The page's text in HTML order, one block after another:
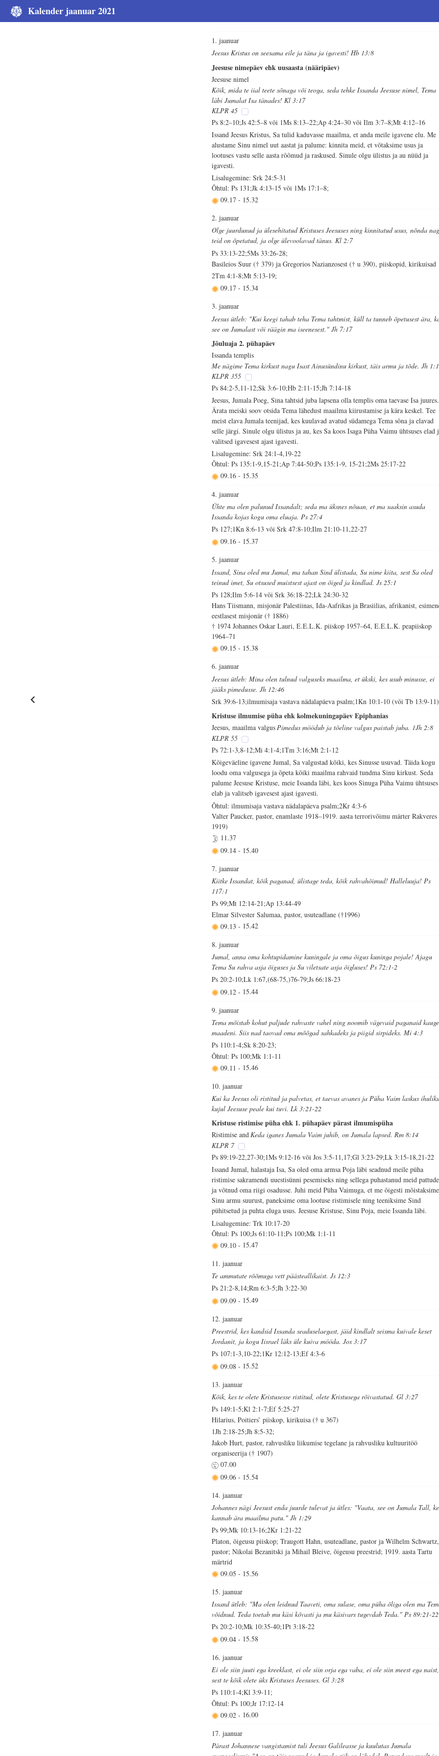
Kalender jaanuar 2021
1. jaanuar
Jeesus Kristus on seesama eile ja täna ja igavesti! Hb 13:8
Jeesuse nimepäev ehk uusaasta (nääripäev)
Jeesuse nimel
Kõik, mida te iial teete sõnaga või teoga, seda tehke Issanda Jeesuse nimel, Tema
läbi Jumalat Isa tänades! Kl 3:17
KLPR 45
Ps 8:2–10;Js 42:5–8 või 1Ms 8:13–22;Ap 4:24–30 või Ilm 3:7–8;Mt 4:12–16
Issand Jeesus Kristus, Sa tulid kaduvasse maailma, et anda meile igavene elu. Me
alustame Sinu nimel uut aastat ja palume: kinnita meid, et võtaksime usus ja
lootuses vastu selle aasta rõõmud ja raskused. Sinule olgu ülistus ja au nüüd ja
igavesti.
Lisalugemine: Srk 24:5-31
Õhtul: Ps 131;Jk 4:13-15 või 1Ms 17:1–8;
09.17- 15.32
2. jaanuar
Olge juurdunud ja ülesehitatud Kristuses Jeesuses ning kinnitatud usus, nõnda
teid on õpetatud, ja olge ülevoolavad tänus. Kl 2:7
Ps 33:13-22;5Ms 33:26-28;
Basileios Suur († 379) ja Gregorios Nazianzosest († u 390), piiskopid, kirikuisad
2Tm 4:1-8;Mt 5:13-19;
09.17- 15.34
3. jaanuar
Jeesus ütleb: "Kui keegi tahab teha Tema tahtmist, küll ta tunneb õpetusest ära,
see on Jumalast või räägin ma iseenesest." Jh 7:17
Jõuluaja 2. pühapäev
Issanda templis
Me nägime Tema kirkust nagu Isast Ainusündinu kirkust, täis armu ja tõde. Jh
KLPR 355
Ps 84:2-5,11-12;Sk 3:6-10;Hb 2:11-15;Jh 7:14-18
Jeesus, Jumala Poeg, Sina tahtsid juba lapsena olla templis oma taevase Isa juures.
Ärata meiski soov otsida Tema lähedust maailma kiirustamise ja kära keskel. Tee
meist elava Jumala teenijad, kes kuulavad avatud südamega Tema sõna ja elavad
selle järgi. Sinule olgu ülistus ja au, kes Sa koos Isaga Püha Vaimu ühtsuses elad
valitsed igavesest ajast igavesti.
Lisalugemine: Srk 24:1-4,19-22
Õhtul: Ps 135:1-9,15-21;Ap 7:44-50;Ps 135:1-9, 15-21;2Ms 25:17-22
09.16- 15.35
4. jaanuar
Ühte ma olen palunud Issandalt; seda ma üksnes nõuan, et ma saaksin asuda
Issanda kojas kogu oma eluaja. Ps 27:4
Ps 127;1Kn 8:6-13 või Srk 47:8-10;Ilm 21:10-11,22-27
09.16- 15.37
5. jaanuar
Issand, Sina oled mu Jumal, ma tahan Sind ülistada, Su nime kiita, sest Sa oled
teinud imet, Su otsused muistsest ajast on õiged ja kindlad. Js 25:1
Ps 128;Ilm 5:6-14 või Srk 36:18-22;Lk 24:30-32
Hans Tiismann, misjonär Palestiinas, Ida-Aafrikas ja Brasiilias, afrikanist,
eestlasest misjonär († 1886)
† 1974 Johannes Oskar Lauri, E.E.L.K. piiskop 1957–64, E.E.L.K. peapiiskop
1964–71
09.15- 15.38
6. jaanuar
Jeesus ütleb: Mina olen tulnud valguseks maailma, et ükski, kes usub minusse, ei
jääks pimedusse. Jh 12:46
Srk 39:6-13;ilmumisaja vastava nädalapäeva psalm;1Kn 10:1-10 (või Tb 13:9-11)
Kristuse ilmumise püha ehk kolmekuningapäev Epiphanias
Jeesus, maailma valgusPimedus möödub ja tõeline valgus paistab juba. 1Jh 2:8
KLPR 55
Ps 72:1-3,8-12;Mi 4:1-4;1Tm 3:16;Mt 2:1-12
Kõigeväeline igavene Jumal, Sa valgustad kõiki, kes Sinusse usuvad. Täida kogu
loodu oma valgusega ja õpeta kõiki maailma rahvaid tundma Sinu kirkust. Seda
palume Jeesuse Kristuse, meie Issanda läbi, kes koos Sinuga Püha Vaimu ühtsuses
elab ja valitseb igavesest ajast igavesti.
Õhtul: ilmumisaja vastava nädalapäeva psalm;2Kr 4:3-6
Valter Paucker, pastor, enamlaste 1918–1919. aasta terrorivõimu märter
1919)
11.37
09.14- 15.40
7. jaanuar
Kiitke Issandat, kõik paganad, ülistage teda, kõik rahvahõimud! Halleluuja! Ps
117:1
Ps 99;Mt 12:14-21;Ap 13:44-49
Elmar Silvester Salumaa, pastor, usuteadlane (†1996)
09.13- 15.42
8. jaanuar
Jumal, anna oma kohtupidamine kuningale ja oma õigus kuninga pojale! Ajagu
Tema Su rahva asja õiguses ja Su viletsate asja õigluses! Ps 72:1-2
Ps 20:2-10;Lk 1:67,(68-75,)76-79;Js 66:18-23
09.12- 15.44
9. jaanuar
Tema mõistab kohut paljude rahvaste vahel ning noomib vägevaid paganaid
maadeni. Siis nad taovad oma mõõgad sahkadeks ja piigid sirpideks. Mi 4:3
Ps 110:1-4;Sk 8:20-23;
Õhtul: Ps 100;Mk 1:1-11
09.11- 15.46
10. jaanuar
Kui ka Jeesus oli ristitud ja palvetas, et taevas avanes ja Püha Vaim laskus
kujul Jeesuse peale kui tuvi. Lk 3:21-22
Kristuse ristimise püha ehk 1. pühapäev pärast ilmumispüha
Ristimise andKeda iganes Jumala Vaim juhib, on Jumala lapsed. Rm 8:14
KLPR 7
Ps 89:19-22,27-30;1Ms 9:12-16 või Jos 3:5-11,17;Gl 3:23-29;Lk 3:15-18,21-22
Issand Jumal, halastaja Isa, Sa oled oma armsa Poja läbi seadnud meile püha
ristimise sakramendi uuestisünni pesemiseks ning sellega puhastanud meid
ja võtnud oma riigi osadusse. Juhi meid Püha Vaimuga, et me õigesti mõistaksime
Sinu armu suurust, paneksime oma lootuse ristimisele ning teeniksime Sind
pühitsetud ja puhta eluga usus. Jeesuse Kristuse, Sinu Poja, meie Issanda läbi.
Lisalugemine: Trk 10:17-20
Õhtul: Ps 100;Js 61:10-11;Ps 100;Mk 1:1-11
09.10- 15.47
11. jaanuar
Te ammutate rõõmuga vett päästeallikaist. Js 12:3
Ps 21:2-8,14;Rm 6:3-5;Jh 3:22-30
09.09- 15.49
12. jaanuar
Preestrid, kes kandsid Issanda seaduselaegast, jäid kindlalt seisma kuivale keset
Jordanit, ja kogu Iisrael läks üle kuiva mööda. Jos 3:17
Ps 107:1-3,10-22;1Kr 12:12-13;Ef 4:3-6
09.08- 15.52
13. jaanuar
Kõik, kes te olete Kristusesse ristitud, olete Kristusega rõivastatud. Gl 3:27
Ps 149:1-5;Kl 2:1-7;Ef 5:25-27
Hilarius, Poitiers’ piiskop, kirikuisa († u 367)
1Jh 2:18-25;Jh 8:5-32;
Jakob Hurt, pastor, rahvusliku liikumise tegelane ja rahvusliku kultuuritöö
organiseerija († 1907)
07.00
09.06- 15.54
14. jaanuar
Johannes nägi Jeesust enda juurde tulevat ja ütles: "Vaata, see on Jumala Tall,
kannab ära maailma patu." Jh 1:29
Ps 99;Mk 10:13-16;2Kr 1:21-22
Platon, õigeusu piiskop; Traugott Hahn, usuteadlane, pastor ja Wilhelm Schwartz,
pastor; Nikolai Bezanitski ja Mihail Bleive, õigeusu preestrid; 1919. aasta Tartu
märtrid
09.05- 15.56
15. jaanuar
Issand ütleb: "Ma olen leidnud Taaveti, oma sulase, oma püha õliga olen ma
võidnud. Teda toetab mu käsi kõvasti ja mu käsivars tugevdab Teda." Ps 89:21-22
Ps 20:2-10;Mk 10:35-40;1Pt 3:18-22
09.04- 15.58
16. jaanuar
Ei ole siin juuti ega kreeklast, ei ole siin orja ega vaba, ei ole siin meest ega naist,
sest te kõik olete üks Kristuses Jeesuses. Gl 3:28
Ps 110:1-4;Kl 3:9-11;
Õhtul: Ps 100;Jr 17:12-14
09.02- 16.00
17. jaanuar
Pärast Johannese vangistamist tuli Jeesus Galileasse ja kuulutas Jumala